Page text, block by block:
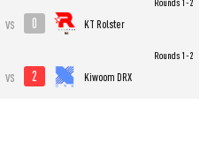
vs 0 KT Rolster
vs 2 Kiwoom DRX
Rounds 1-2